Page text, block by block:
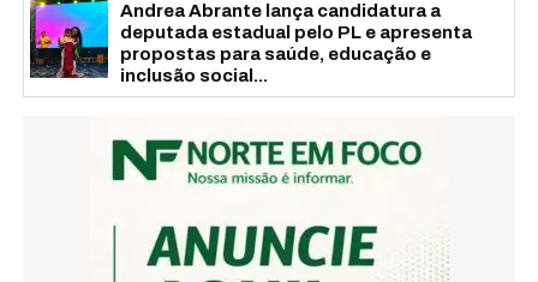
Andrea Abrante lança candidatura a
deputada estadual pelo PL e apresenta
propostas para saúde, educação e
inclusão social...